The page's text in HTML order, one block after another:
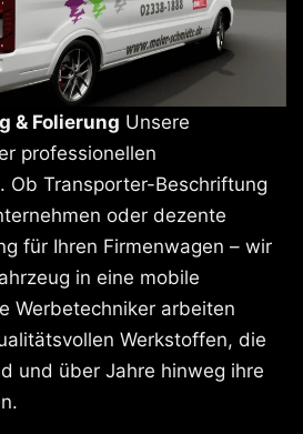
& Folierung Unsere
professionellen
Ob Transporter-Beschriftung
oder dezente
für Ihren Firmenwagen – wir
in eine mobile
Werbetechniker arbeiten
Werkstoffen, die
und über Jahre hinweg ihre